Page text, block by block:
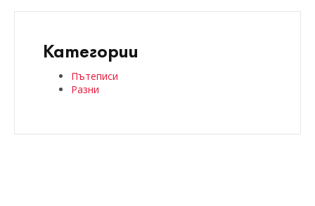
Категории
Пътеписи
Разни